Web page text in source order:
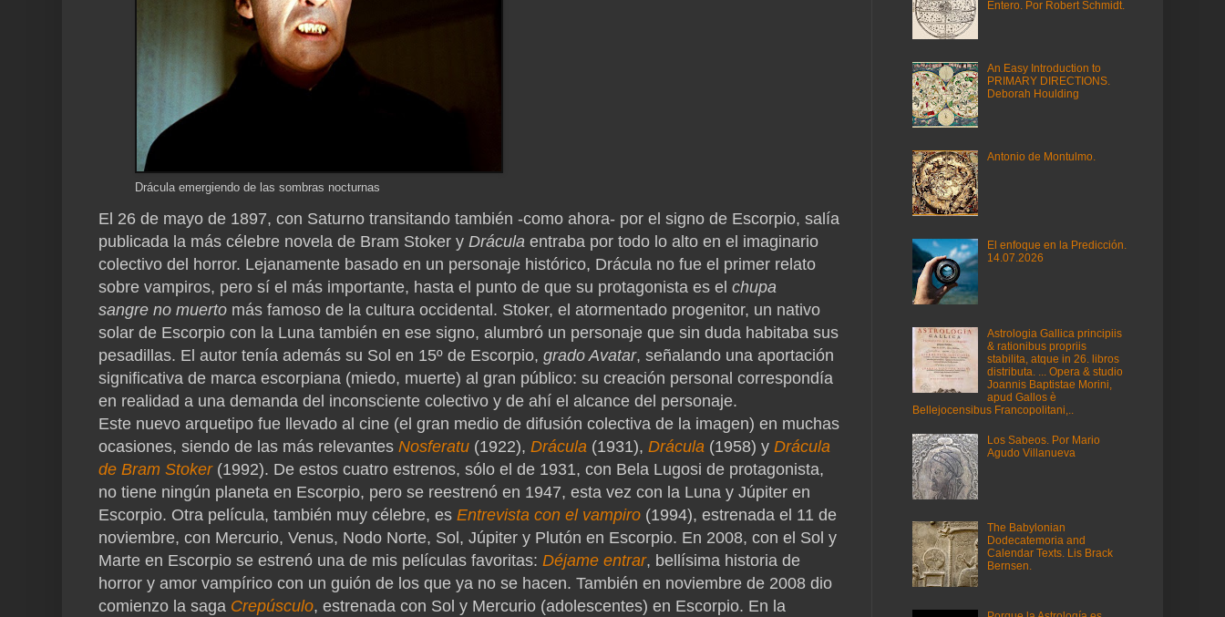
Drácula emergiendo de las sombras nocturnas
El 26 de mayo de 1897, con Saturno transitando también -como ahora- por el signo de Escorpio, salía
publicada la más célebre novela de Bram Stoker y Drácula entraba por todo lo alto en el imaginario
colectivo del horror. Lejanamente basado en un personaje histórico, Drácula no fue el primer relato
sobre vampiros, pero sí el más importante, hasta el punto de que su protagonista es el chupa
sangre no muerto más famoso de la cultura occidental. Stoker, el atormentado progenitor, un nativo
solar de Escorpio con la Luna también en ese signo, alumbró un personaje que sin duda habitaba sus
pesadillas. El autor tenía además su Sol en 15º de Escorpio, grado Avatar, señalando una aportación
significativa de marca escorpiana (miedo, muerte) al gran público: su creación personal correspondía
en realidad a una demanda del inconsciente colectivo y de ahí el alcance del personaje.
Este nuevo arquetipo fue llevado al cine (el gran medio de difusión colectiva de la imagen) en muchas
ocasiones, siendo de las más relevantes Nosferatu (1922), Drácula (1931), Drácula (1958) y Drácula
de Bram Stoker(1992). De estos cuatro estrenos, sólo el de 1931, con Bela Lugosi de protagonista,
no tiene ningún planeta en Escorpio, pero se reestrenó en 1947, esta vez con la Luna y Júpiter en
Escorpio. Otra película, también muy célebre, es Entrevista con el vampiro (1994), estrenada el 11 de
noviembre, con Mercurio, Venus, Nodo Norte, Sol, Júpiter y Plutón en Escorpio. En 2008, con el Sol y
Marte en Escorpio se estrenó una de mis películas favoritas: Déjame entrar, bellísima historia de
horror y amor vampírico con un guión de los que ya no se hacen. También en noviembre de 2008 dio
comienzo la saga Crepúsculo, estrenada con Sol y Mercurio (adolescentes) en Escorpio. En la
Entero. Por Robert Schmidt.
An Easy Introduction to
PRIMARY DIRECTIONS.
Deborah Houlding
Antonio de Montulmo.
El enfoque en la Predicción.
14.07.2026
Astrologia Gallica principiis
& rationibus propriis
stabilita, atque in 26. libros
distributa. ... Opera & studio
Joannis Baptistae Morini,
apud Gallos è
Bellejocensibus Francopolitani,..
Los Sabeos. Por Mario
Agudo Villanueva
The Babylonian
Dodecatemoria and
Calendar Texts. Lis Brack
Bernsen.